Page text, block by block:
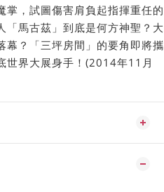
掌，試圖傷害肩負起指揮重任的
「馬古茲」到底是何方神聖？大
幕？「三坪房間」的要角即將攜
世界大展身手！(2014年11月